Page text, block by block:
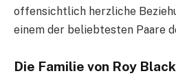
offensichtlich herzliche
einem der beliebtesten Paare
Die Familie von Roy Black